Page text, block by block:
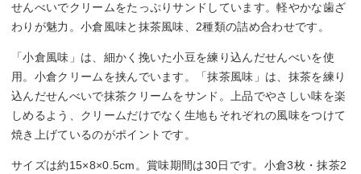
せんべいでクリームをたっぷりサンドしています。軽やかな歯ざ
わりが魅力。小倉風味と抹茶風味、2種類の詰め合わせです。
「小倉風味」は、細かく挽いた小豆を練り込んだせんべいを使
用。小倉クリームを挟んでいます。「抹茶風味」は、抹茶を練り
込んだせんべいで抹茶クリームをサンド。上品でやさしい味を楽
しめるよう、クリームだけでなく生地もそれぞれの風味をつけて
焼き上げているのがポイントです。
サイズは約15×8×0.5cm。賞味期間は30日です。小倉3枚・抹茶2